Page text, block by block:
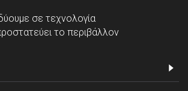
σε τεχνολογία
το περιβάλλον